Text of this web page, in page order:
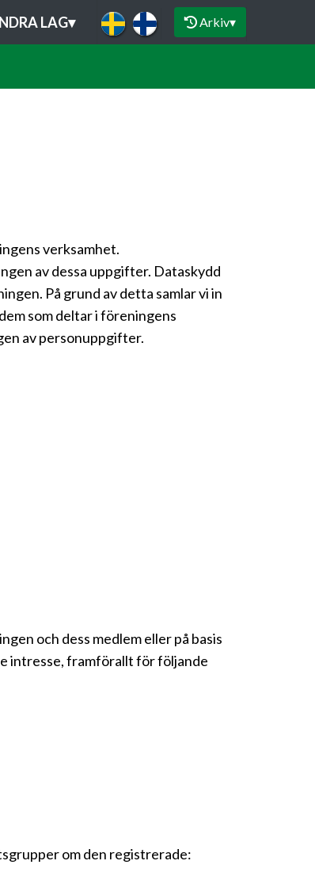
LAG▾ Arkiv▾
verksamhet.
av dessa uppgifter. Dataskydd
På grund av detta samlar vi in
som deltar i föreningens
av personuppgifter.
och dess medlem eller på basis
intresse, framförallt för följande
om den registrerade: